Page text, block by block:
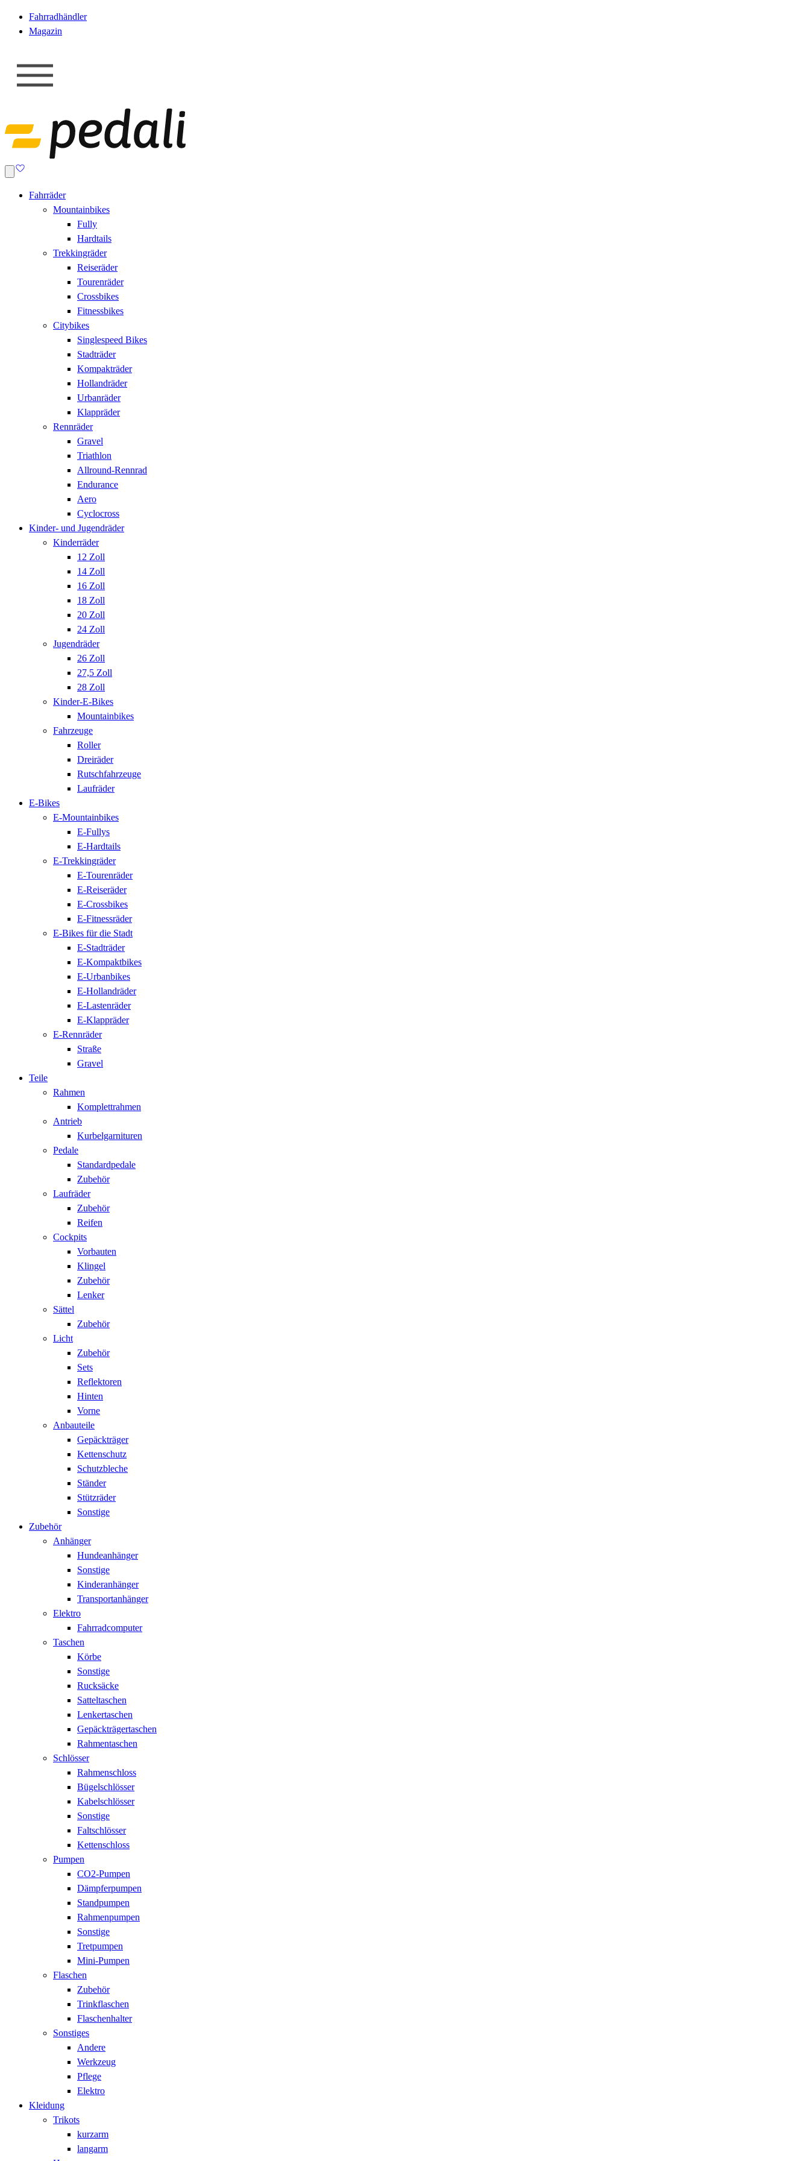
Fahrradhändler
Magazin
Fahrräder
Mountainbikes
Fully
Hardtails
Trekkingräder
Reiseräder
Tourenräder
Crossbikes
Fitnessbikes
Citybikes
Singlespeed Bikes
Stadträder
Kompakträder
Hollandräder
Urbanräder
Klappräder
Rennräder
Gravel
Triathlon
Allround-Rennrad
Endurance
Aero
Cyclocross
Kinder- und Jugendräder
Kinderräder
12 Zoll
14 Zoll
16 Zoll
18 Zoll
20 Zoll
24 Zoll
Jugendräder
26 Zoll
27,5 Zoll
28 Zoll
Kinder-E-Bikes
Mountainbikes
Fahrzeuge
Roller
Dreiräder
Rutschfahrzeuge
Laufräder
E-Bikes
E-Mountainbikes
E-Fullys
E-Hardtails
E-Trekkingräder
E-Tourenräder
E-Reiseräder
E-Crossbikes
E-Fitnessräder
E-Bikes für die Stadt
E-Stadträder
E-Kompaktbikes
E-Urbanbikes
E-Hollandräder
E-Lastenräder
E-Klappräder
E-Rennräder
Straße
Gravel
Teile
Rahmen
Komplettrahmen
Antrieb
Kurbelgarnituren
Pedale
Standardpedale
Zubehör
Laufräder
Zubehör
Reifen
Cockpits
Vorbauten
Klingel
Zubehör
Lenker
Sättel
Zubehör
Licht
Zubehör
Sets
Reflektoren
Hinten
Vorne
Anbauteile
Gepäckträger
Kettenschutz
Schutzbleche
Ständer
Stützräder
Sonstige
Zubehör
Anhänger
Hundeanhänger
Sonstige
Kinderanhänger
Transportanhänger
Elektro
Fahrradcomputer
Taschen
Körbe
Sonstige
Rucksäcke
Satteltaschen
Lenkertaschen
Gepäckträgertaschen
Rahmentaschen
Schlösser
Rahmenschloss
Bügelschlösser
Kabelschlösser
Sonstige
Faltschlösser
Kettenschloss
Pumpen
CO2-Pumpen
Dämpferpumpen
Standpumpen
Rahmenpumpen
Sonstige
Tretpumpen
Mini-Pumpen
Flaschen
Zubehör
Trinkflaschen
Flaschenhalter
Sonstiges
Andere
Werkzeug
Pflege
Elektro
Kleidung
Trikots
kurzarm
langarm